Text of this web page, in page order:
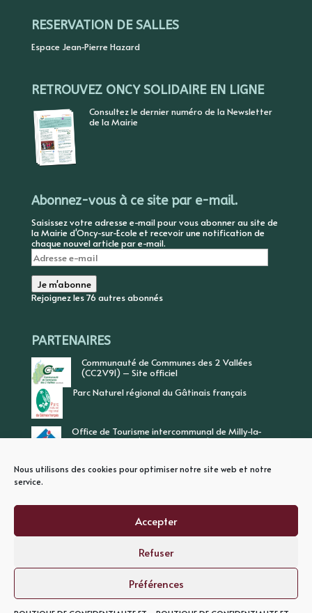
Nous utilisons des cookies pour optimiser notre site web et notre
service.
Accepter
Refuser
Préférences
RESERVATION DE SALLES
Espace Jean-Pierre Hazard
RETROUVEZ ONCY SOLIDAIRE EN LIGNE
Consultez le dernier numéro de la Newsletter
de la Mairie
Abonnez-vous à ce site par e-mail.
Saisissez votre adresse e-mail pour vous abonner au site de
la Mairie d'Oncy-sur-Ecole et recevoir une notification de
chaque nouvel article par e-mail.
Adresse
e-
mail
Je m'abonne
Rejoignez les 76 autres abonnés
PARTENAIRES
Communauté de Communes des 2 Vallées
(CC2V91) – Site officiel
Parc Naturel régional du Gâtinais français
Office de Tourisme intercommunal de Milly-la-
Forêt, Vallée de l’Ecole, Vallée de l’Essonne
MENTIONS LEGALES
POLITIQUE DE CONFIDENTIALITE